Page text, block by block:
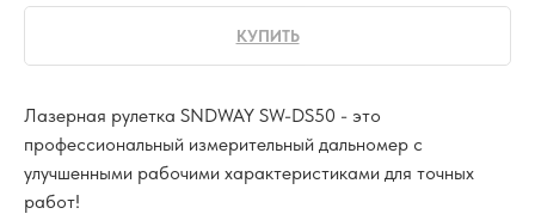
КУПИТЬ
Лазерная рулетка SNDWAY SW-DS50 - это
профессиональный измерительный дальномер с
улучшенными рабочими характеристиками для точных
работ!